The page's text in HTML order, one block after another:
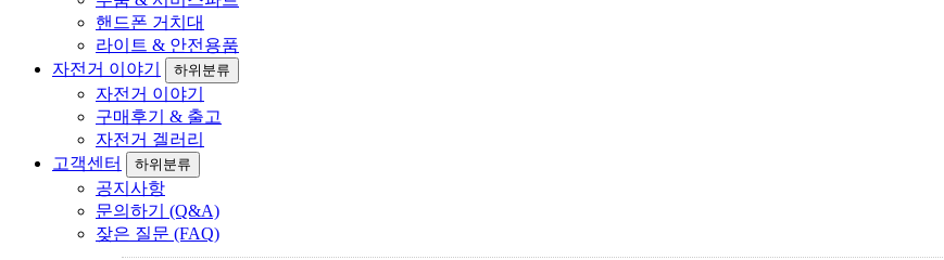
핸드폰 거치대
라이트 & 안전용품
자전거 이야기
하위분류
자전거 이야기
구매후기 & 출고
자전거 겔러리
고객센터
하위분류
공지사항
문의하기 (Q&A)
잦은 질문 (FAQ)